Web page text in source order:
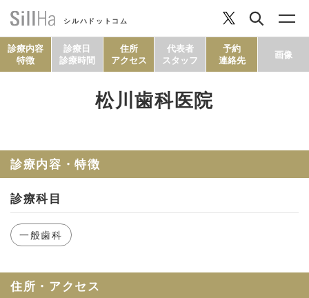
シルハドットコム
診療内容
特徴
診療日
診療時間
住所
アクセス
代表者
スタッフ
予約
連絡先
画像
松川歯科医院
診療内容・特徴
診療科目
一般歯科
住所・アクセス